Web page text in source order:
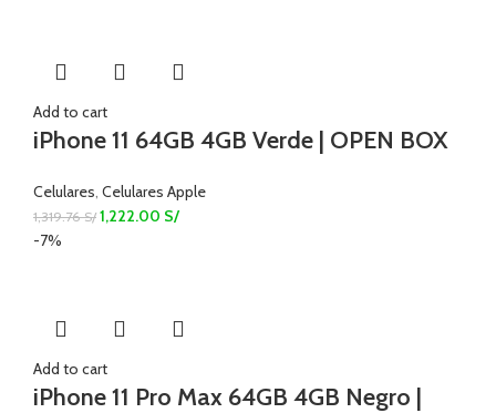
Add to cart
iPhone 11 64GB 4GB Verde | OPEN BOX
Celulares Celulares Apple
1,319.76S/ 1,222.00 S/
-7%
Add to cart
iPhone 11 Pro Max 64GB 4GB Negro |